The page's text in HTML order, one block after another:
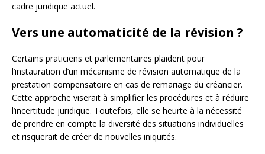
cadre juridique actuel.
Vers une automaticité de la révision ?
Certains praticiens et parlementaires plaident pour
l’instauration d’un mécanisme de révision automatique de la
prestation compensatoire en cas de remariage du créancier.
Cette approche viserait à simplifier les procédures et à réduire
l’incertitude juridique. Toutefois, elle se heurte à la nécessité
de prendre en compte la diversité des situations individuelles
et risquerait de créer de nouvelles iniquités.